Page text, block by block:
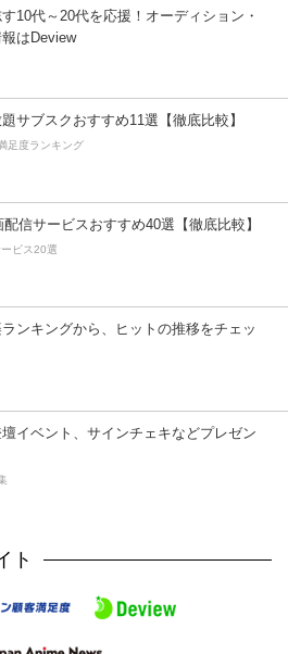
10代～20代を応援！オーディション・
はDeview
サブスクおすすめ11選【徹底比較】
足度ランキング
信サービスおすすめ40選【徹底比較】
ビス20選
ンキングから、ヒットの推移をチェッ
イベント、サインチェキなどプレゼン
ト